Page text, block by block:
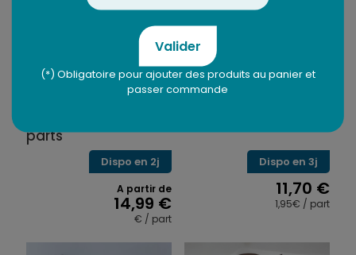
parts
Dispo en 2j
A partir de
14,99 €
€ / part
Dispo en 3j
11,70 €
1,95€ / part
Valider
(*) Obligatoire pour ajouter des produits au panier et
passer commande